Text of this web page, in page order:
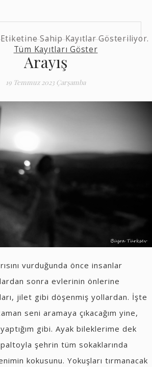
Sahip Kayıtlar Gösteriliyor.
Tüm Kayıtları Göster
Arayış
19 Temmuz 2023 Çarşamba
vurduğunda önce insanlar
sonra evlerinin önlerine
jilet gibi döşenmiş yollardan. İşte
seni aramaya çıkacağım yine,
gibi. Ayak bileklerime dek
şehrin tüm sokaklarında
kokusunu. Yokuşları tırmanacak